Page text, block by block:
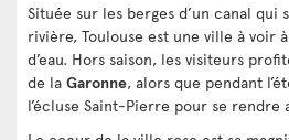
Située sur les berges d’un canal qui
rivière, Toulouse est une ville à voir
d’eau. Hors saison, les visiteurs
de la Garonne, alors que pendant
l’écluse Saint-Pierre pour se rendre